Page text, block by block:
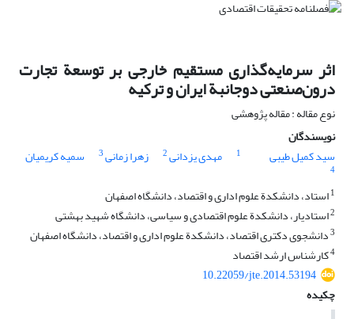
اثر سرمایه‌گذاری مستقیم خارجی بر توسعة تجارت
درون‌صنعتی دوجانبة ایران و ترکیه
نوع مقاله : مقاله پژوهشی
نویسندگان
سید کمیل طیبی
1 مهدی یزدانی2 زهرا زمانی3 سمیه کریمیان
4
1استاد، دانشکدة علوم اداری و اقتصاد، دانشگاه اصفهان
2استادیار، دانشکدة علوم اقتصادی و سیاسی، دانشگاه شهید بهشتی
3دانشجوی دکتری اقتصاد، دانشکدة علوم اداری و اقتصاد، دانشگاه اصفهان
4کارشناس ارشد اقتصاد
10.22059/jte.2014.53194
چکیده